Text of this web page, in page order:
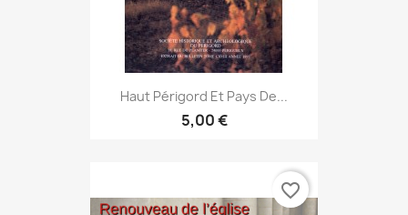
Haut Périgord Et Pays De...
5,00 €
favorite_border